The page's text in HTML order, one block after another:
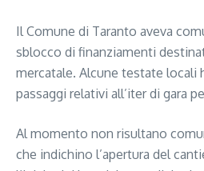
Il Comune di Taranto aveva
sblocco di finanziamenti
mercatale. Alcune testate locali
passaggi relativi all’iter di gara
Al momento non risultano
che indichino l’apertura del